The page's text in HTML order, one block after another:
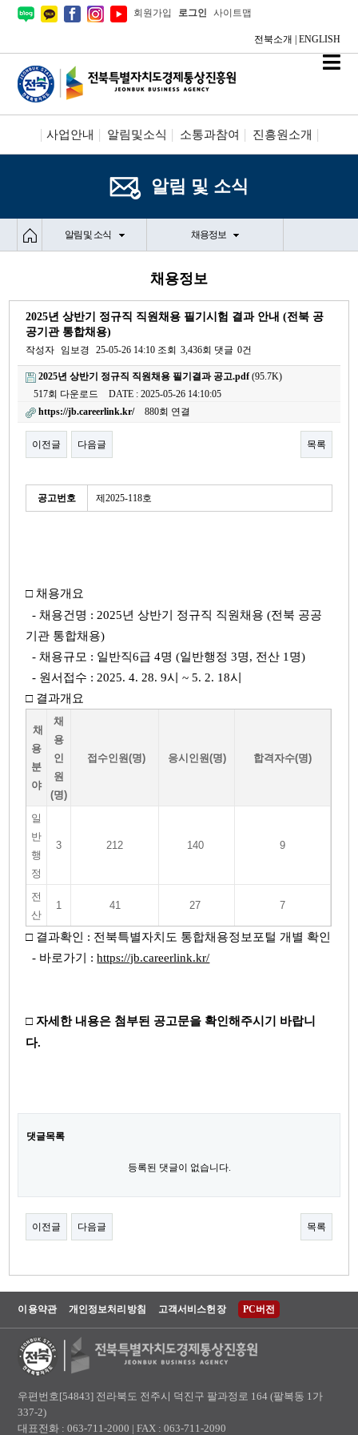
회원가입 로그인 사이트맵
전북소개 ENGLISH
사업안내 알림및소식 소통과참여 진흥원소개
알림 및 소식
알림 및 소식 채용정보
채용정보
2025년 상반기 정규직 직원채용 필기시험 결과 안내 (전북 공
공기관 통합채용)
작성자 임보경 25-05-26 14:10 조회 3,436회 댓글 0건
2025년 상반기 정규직 직원채용 필기결과 공고.pdf(95.7K)
517회 다운로드
DATE : 2025-05-26 14:10:05
https://jb.careerlink.kr/
880회 연결
이전글 다음글 목록
본문
부
공고번호 제2025-118호
□ 채용개요
- 채용건명 : 2025년 상반기 정규직 직원채용 (전북 공공
기관 통합채용)
- 채용규모 : 일반직6급 4명 (일반행정 3명, 전산 1명)
- 원서접수 : 2025. 4. 28. 9시 ~ 5. 2. 18시
□ 결과개요
채
용
분
야
채
용
인
원
(명)
접수인원(명) 응시인원(명) 합격자수(명)
일
반
행
정
3 212 140 9
전
산
1 41 27 7
□ 결과확인 : 전북특별자치도 통합채용정보포털 개별 확인
- 바로가기 :https://jb.careerlink.kr/
□ 자세한 내용은 첨부된 공고문을 확인해주시기 바랍니
다.
댓글목록
등록된 댓글이 없습니다.
이전글 다음글 목록
이용약관 개인정보처리방침 고객서비스헌장 PC버전
우편번호[54843] 전라북도 전주시 덕진구 팔과정로 164 (팔복동 1가
337-2)
대표전화 : 063-711-2000 | FAX : 063-711-2090